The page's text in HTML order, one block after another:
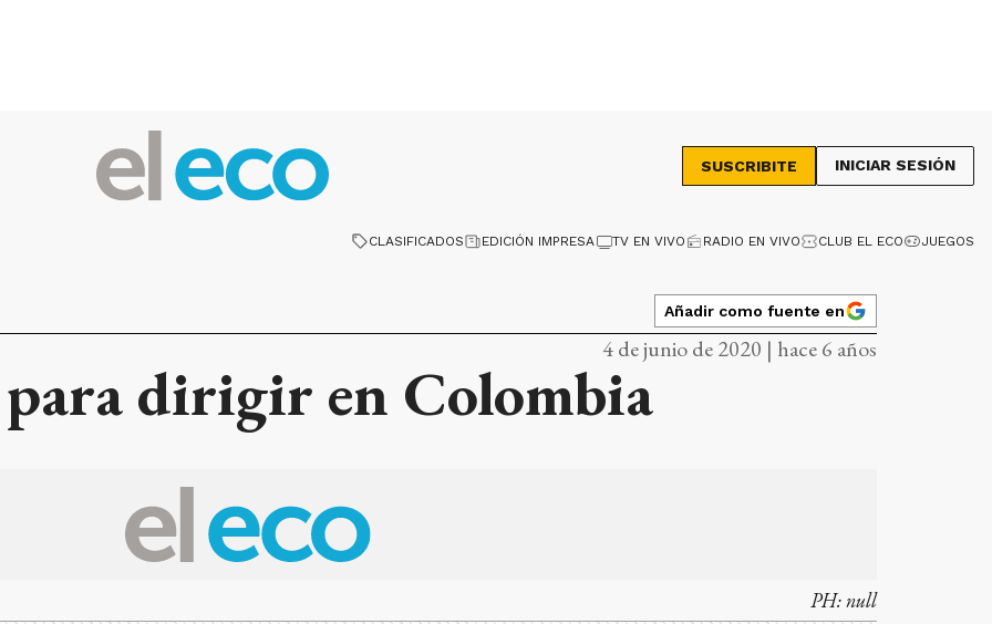
SUSCRIBITE INICIAR SESIÓN
CLASIFICADOS EDICIÓN IMPRESA TV EN VIVO RADIO EN VIVO CLUB EL ECO JUEGOS
Añadir como fuente en
4 de junio de 2020 | hace 6 años
para dirigir en Colombia
PH:null